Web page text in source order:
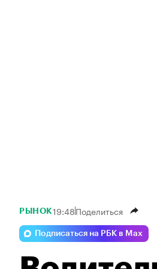
РЫНОК19:48Поделиться
Подписаться на РБК в Max